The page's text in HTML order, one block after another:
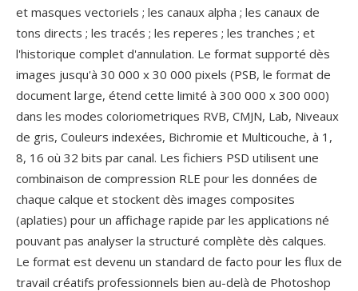
et masques vectoriels ; les canaux alpha ; les canaux de
tons directs ; les tracés ; les reperes ; les tranches ; et
l'historique complet d'annulation. Le format supporté dès
images jusqu'à 30 000 x 30 000 pixels (PSB, le format de
document large, étend cette limité à 300 000 x 300 000)
dans les modes coloriometriques RVB, CMJN, Lab, Niveaux
de gris, Couleurs indexées, Bichromie et Multicouche, à 1,
8, 16 où 32 bits par canal. Les fichiers PSD utilisent une
combinaison de compression RLE pour les données de
chaque calque et stockent dès images composites
(aplaties) pour un affichage rapide par les applications né
pouvant pas analyser la structuré complète dès calques.
Le format est devenu un standard de facto pour les flux de
travail créatifs professionnels bien au-delà de Photoshop